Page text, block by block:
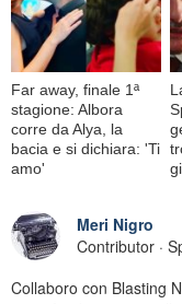
Far away, finale 1ª
stagione: Albora
corre da Alya, la
bacia e si dichiara: 'Ti
amo'
Meri Nigro
Contributor ·
Collaboro con Blasting